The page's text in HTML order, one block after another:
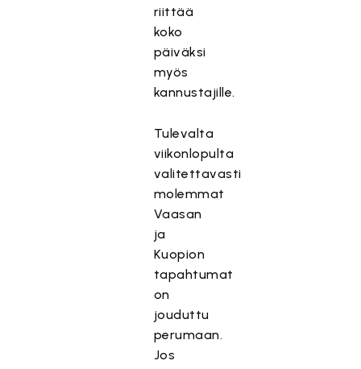
riittää
koko
päiväksi
myös
kannustajille.
Tulevalta
viikonlopulta
valitettavasti
molemmat
Vaasan
ja
Kuopion
tapahtumat
on
jouduttu
perumaan.
Jos